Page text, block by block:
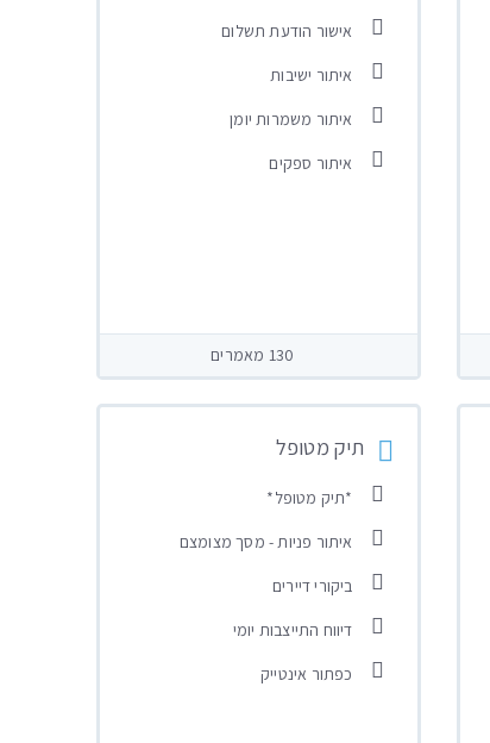
אישור הודעת תשלום
איתור ישיבות
איתור משמרות יומן
איתור ספקים
130 מאמרים
תיק מטופל
*תיק מטופל*
איתור פניות - מסך מצומצם
ביקורי דיירים
דיווח התייצבות יומי
כפתור אינטייק